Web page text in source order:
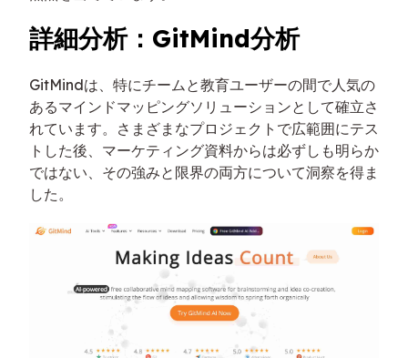
詳細分析：GitMind分析
GitMindは、特にチームと教育ユーザーの間で人気の
あるマインドマッピングソリューションとして確立さ
れています。さまざまなプロジェクトで広範囲にテス
トした後、マーケティング資料からは必ずしも明らか
ではない、その強みと限界の両方について洞察を得ま
した。